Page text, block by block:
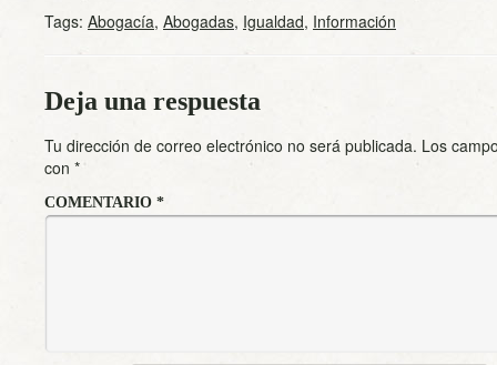
Tags: Abogacía, Abogadas, Igualdad, Información
Deja una respuesta
Tu dirección de correo electrónico no será publicada. Los
con *
COMENTARIO *